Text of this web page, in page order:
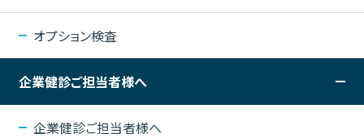
オプション検査
企業健診ご担当者様へ
企業健診ご担当者様へ